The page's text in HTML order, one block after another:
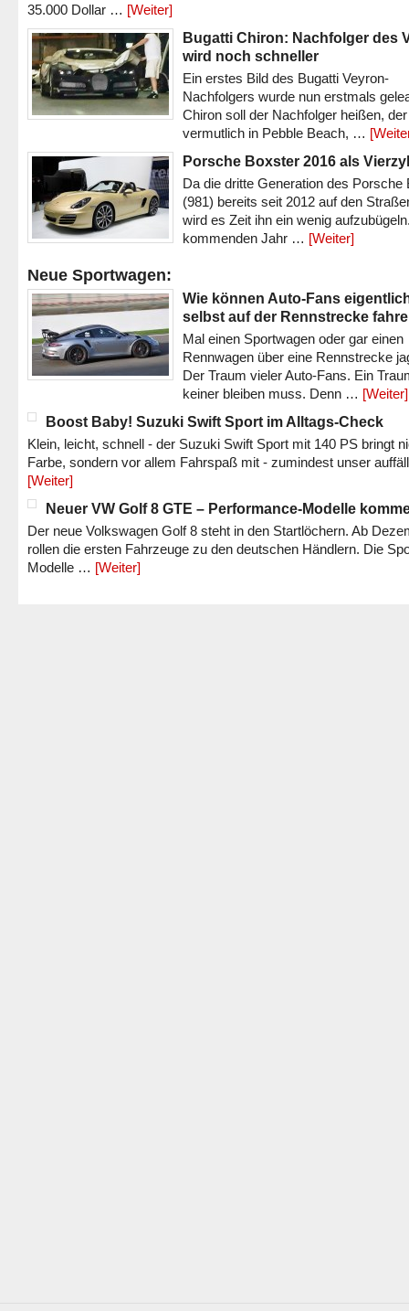
35.000 Dollar … [Weiter]
Bugatti Chiron: Nachfolger des
wird noch schneller
Ein erstes Bild des Bugatti Veyron-
Nachfolgers wurde nun erstmals
Chiron soll der Nachfolger heißen, der
vermutlich in Pebble Beach, …
Porsche Boxster 2016 als
Da die dritte Generation des Porsche
(981) bereits seit 2012 auf den
wird es Zeit ihn ein wenig
kommenden Jahr … [Weiter]
Neue Sportwagen:
Wie können Auto-Fans
selbst auf der Rennstrecke
Mal einen Sportwagen oder gar einen
Rennwagen über eine Rennstrecke
Der Traum vieler Auto-Fans. Ein
keiner bleiben muss. Denn … [Weiter]
Boost Baby! Suzuki Swift Sport im Alltags-Check
Klein, leicht, schnell - der Suzuki Swift Sport mit 140 PS bringt
Farbe, sondern vor allem Fahrspaß mit - zumindest unser
[Weiter]
Neuer VW Golf 8 GTE – Performance-Modelle
Der neue Volkswagen Golf 8 steht in den Startlöchern. Ab
rollen die ersten Fahrzeuge zu den deutschen Händlern. Die
Modelle … [Weiter]